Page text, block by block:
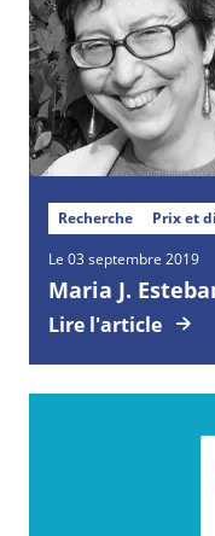
Recherche Prix et
Le 03 septembre 2019
Maria J.
Lire l'article